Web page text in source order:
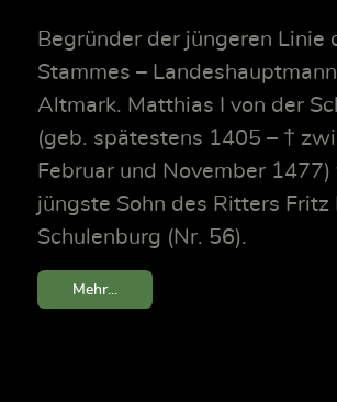
Begründer der jüngeren Linie
Stammes –
Altmark. Matthias I von der
(geb. spätestens 1405 – †
Februar und November
jüngste Sohn des Ritters Fritz
Schulenburg (Nr. 56).
Mehr...